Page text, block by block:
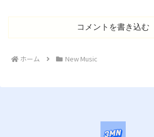
コメントを書き込む
ホーム New Music